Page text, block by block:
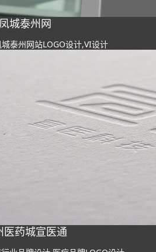
凤城泰州网
泰州网站LOGO设计,VI设计
医药城宣医通